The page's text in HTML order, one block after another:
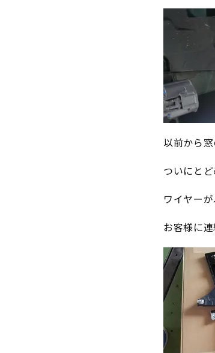
以前から
ついにと
ワイヤーが
お客様に